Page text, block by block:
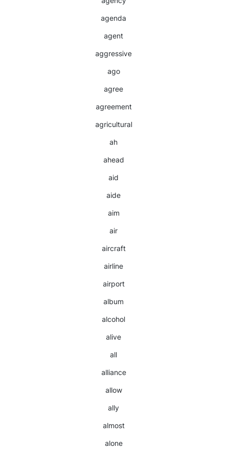
agenda
agent
aggressive
ago
agree
agreement
agricultural
ah
ahead
aid
aide
aim
air
aircraft
airline
airport
album
alcohol
alive
all
alliance
allow
ally
almost
alone